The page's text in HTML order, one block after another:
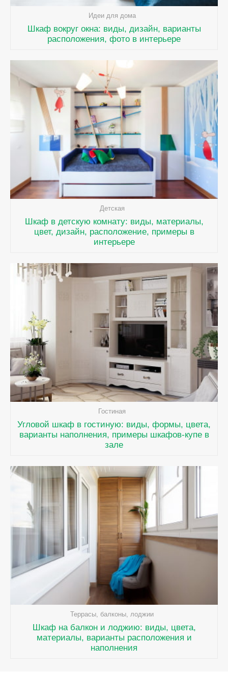
Идеи для дома
Шкаф вокруг окна: виды, дизайн, варианты
расположения, фото в интерьере
Детская
Шкаф в детскую комнату: виды, материалы,
цвет, дизайн, расположение, примеры в
интерьере
Гостиная
Угловой шкаф в гостиную: виды, формы, цвета,
варианты наполнения, примеры шкафов-купе в
зале
Террасы, балконы, лоджии
Шкаф на балкон и лоджию: виды, цвета,
материалы, варианты расположения и
наполнения